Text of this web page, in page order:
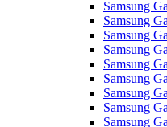
Samsung
Samsung
Samsung
Samsung
Samsung
Samsung
Samsung
Samsung
Samsung